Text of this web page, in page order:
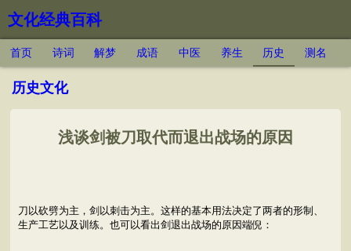
文化经典百科
首页 诗词 解梦 成语 中医 养生 历史 测名
历史文化
浅谈剑被刀取代而退出战场的原因
刀以砍劈为主，剑以刺击为主。这样的基本用法决定了两者的形制、
生产工艺以及训练。也可以看出剑退出战场的原因端倪：